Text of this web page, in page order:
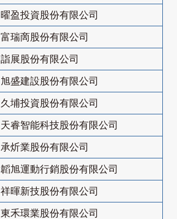
曜盈投資股份有限公司
富瑞啇股份有限公司
詣展股份有限公司
旭盛建設股份有限公司
久埔投資股份有限公司
天睿智能科技股份有限公司
承炘業股份有限公司
韜旭運動行銷股份有限公司
祥暉新技股份有限公司
東禾環業股份有限公司